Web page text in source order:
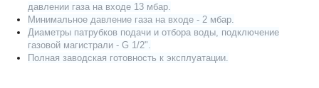
давлении газа на входе 13 мбар.
Минимальное давление газа на входе - 2 мбар.
Диаметры патрубков подачи и отбора воды, подключение
газовой магистрали - G 1/2".
Полная заводская готовность к эксплуатации.